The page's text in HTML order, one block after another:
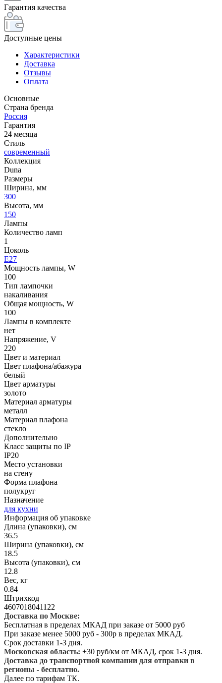
Гарантия качества
Доступные цены
Характеристики
Доставка
Отзывы
Оплата
Основные
Страна бренда
Россия
Гарантия
24 месяца
Стиль
современный
Коллекция
Duna
Размеры
Ширина, мм
300
Высота, мм
150
Лампы
Количество ламп
1
Цоколь
E27
Мощность лампы, W
100
Тип лампочки
накаливания
Общая мощность, W
100
Лампы в комплекте
нет
Напряжение, V
220
Цвет и материал
Цвет плафона/абажура
белый
Цвет арматуры
золото
Материал арматуры
металл
Материал плафона
стекло
Дополнительно
Класс защиты по IP
IP20
Место установки
на стену
Форма плафона
полукруг
Назначение
для кухни
Информация об упаковке
Длина (упаковки), см
36.5
Ширина (упаковки), см
18.5
Высота (упаковки), см
12.8
Вес, кг
0.84
Штрихкод
4607018041122
Доставка по Москве:
Бесплатная в пределах МКАД при заказе от 5000 руб
При заказе менее 5000 руб - 300р в пределах МКАД.
Срок доставки 1-3 дня.
Московская область: +30 руб/км от МКАД, срок 1-3 дня.
Доставка до транспортной компании для отправки в
регионы - бесплатно.
Далее по тарифам ТК.